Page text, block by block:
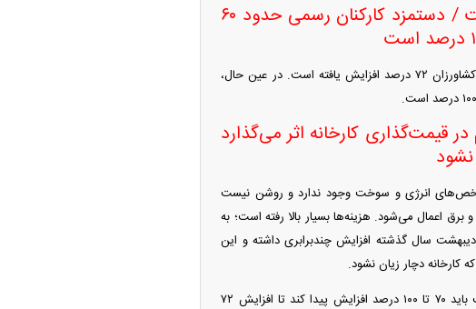
قیمت خرید برگ سبز از کشاورزان ۷۲ درصد افزایش یافته است / دستمزد کارکنان رسمی حدود ۶۰
فعال حوزه چای به افزایش قیمت برگ سبز پرداخت و تاکید کرد: قیمت خرید برگ سبز از کشاورزان ۷۲ درصد افزایش یافته است. در عین حال،
قیمت‌گذاری کارخانه اثر می‌گذارد
شاخص‌های انرژی و سوخت وجود ندارد و روشن نیست
اعمال می‌شود. هزینه‌ها بسیار بالا رفته است؛ به
سال گذشته افزایش چندبرابری داشته و این
کارخانه دچار زیان نشود.
حسنی در پیش‌بینی خود از بازه افزایش قیمت چای اظهار کرد: در ارقام چای خشک، قیمت باید ۷۰ تا ۱۰۰ درصد افزایش پیدا کند تا افزایش ۷۲